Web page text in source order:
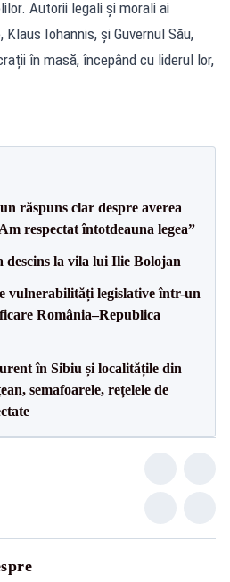
Autorii legali și morali ai
Iohannis, și Guvernul Său,
în masă, începând cu liderul lor,
răspuns clar despre averea
respectat întotdeauna legea”
la vila lui Ilie Bolojan
vulnerabilități legislative într-un
România–Republica
în Sibiu și localitățile din
semafoarele, rețelele de